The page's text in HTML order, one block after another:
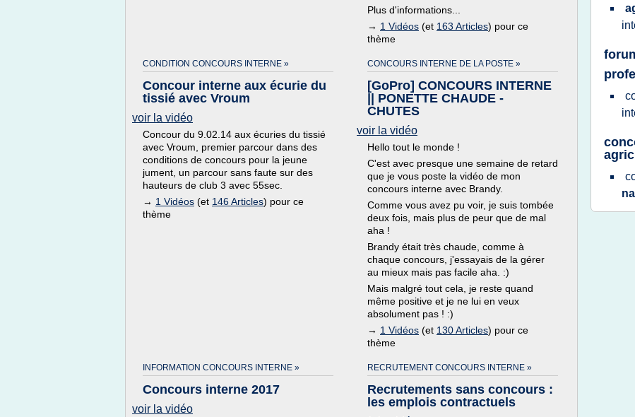
Plus d'informations...
→ 1 Vidéos (et 163 Articles) pour ce
thème
CONDITION CONCOURS INTERNE »
Concour interne aux écurie du
tissié avec Vroum
voir la vidéo
Concour du 9.02.14 aux écuries du tissié
avec Vroum, premier parcour dans des
conditions de concours pour la jeune
jument, un parcour sans faute sur des
hauteurs de club 3 avec 55sec.
→ 1 Vidéos (et 146 Articles) pour ce
thème
CONCOURS INTERNE DE LA POSTE »
[GoPro] CONCOURS INTERNE
|| PONETTE CHAUDE -
CHUTES
voir la vidéo
Hello tout le monde !
C'est avec presque une semaine de retard
que je vous poste la vidéo de mon
concours interne avec Brandy.
Comme vous avez pu voir, je suis tombée
deux fois, mais plus de peur que de mal
aha !
Brandy était très chaude, comme à
chaque concours, j'essayais de la gérer
au mieux mais pas facile aha. :)
Mais malgré tout cela, je reste quand
même positive et je ne lui en veux
absolument pas ! :)
→ 1 Vidéos (et 130 Articles) pour ce
thème
INFORMATION CONCOURS INTERNE »
Concours interne 2017
voir la vidéo
RECRUTEMENT CONCOURS INTERNE »
Recrutements sans concours :
les emplois contractuels